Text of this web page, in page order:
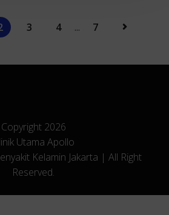
3 4 ... 7
Copyright 2026
Utama Apollo
Kelamin Jakarta | All Right
Reserved.